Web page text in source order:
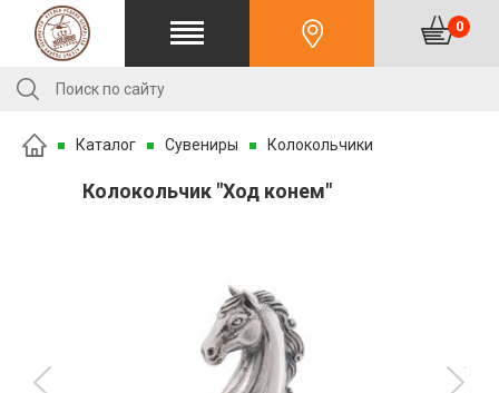
0
Каталог Сувениры Колокольчики
Колокольчик "Ход конем"